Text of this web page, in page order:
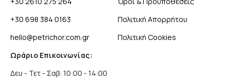
+30 698 384 0163
hello@petrichor.com.gr
Ωράριο Επικοινωνίας:
Δευ - Τετ - Σαβ: 10:00 - 14:00
Πολιτική Απορρήτου
Πολιτική Cookies